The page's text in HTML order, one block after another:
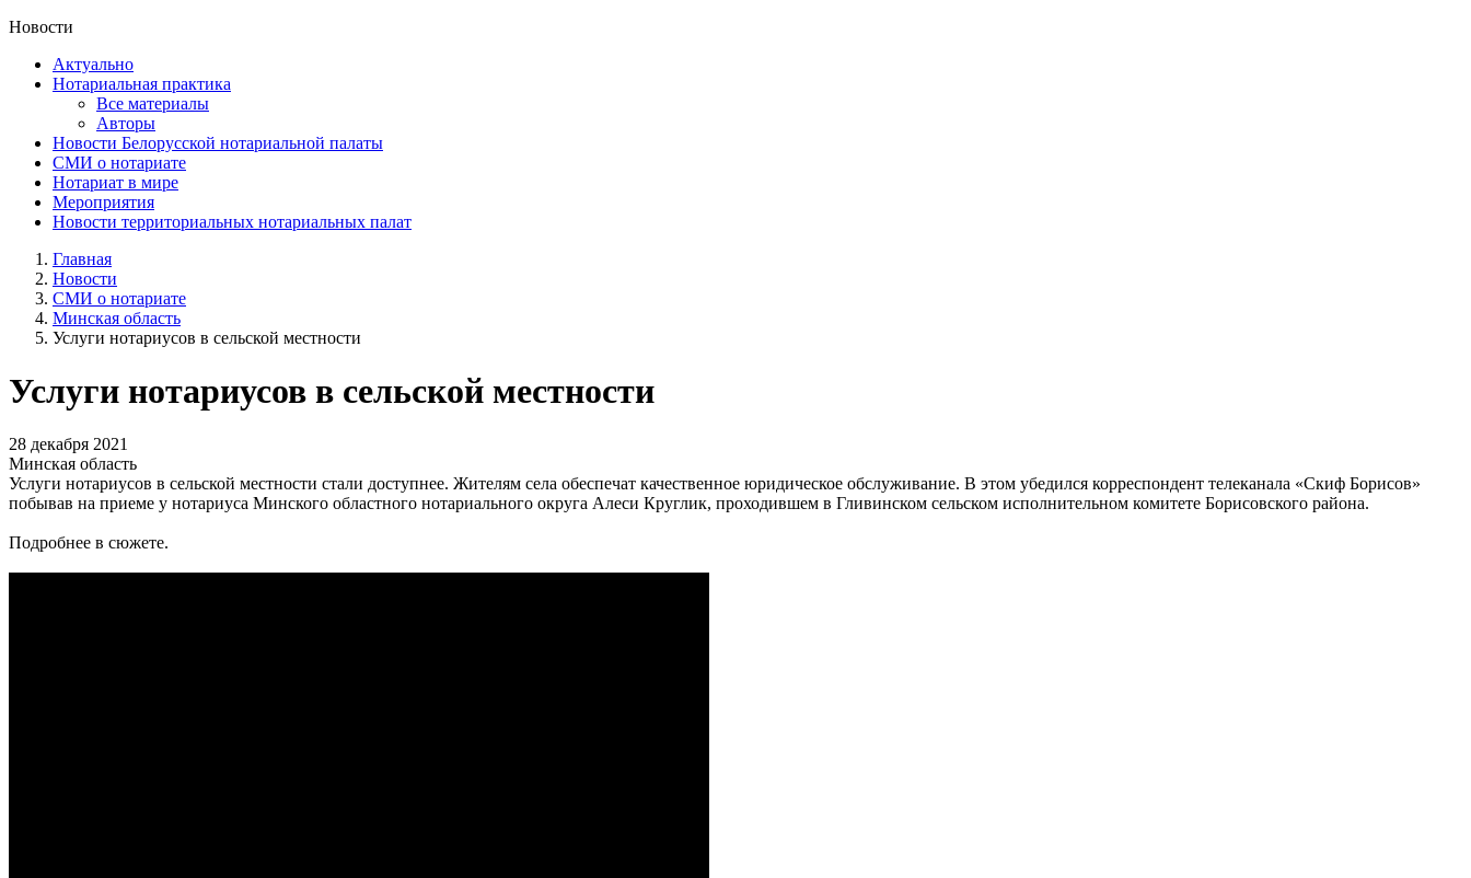
Новости
Актуально
Нотариальная практика
Все материалы
Авторы
Новости Белорусской нотариальной палаты
СМИ о нотариате
Нотариат в мире
Мероприятия
Новости территориальных нотариальных палат
Главная
Новости
СМИ о нотариате
Минская область
Услуги нотариусов в сельской местности
Услуги нотариусов в сельской местности
28 декабря 2021
Минская область
Услуги нотариусов в сельской местности стали доступнее. Жителям села обеспечат качественное юридическое обслуживание. В этом убедился корреспондент телеканала «Скиф Борисов»
побывав на приеме у нотариуса Минского областного нотариального округа Алеси Круглик, проходившем в Гливинском сельском исполнительном комитете Борисовского района.
Подробнее в сюжете.